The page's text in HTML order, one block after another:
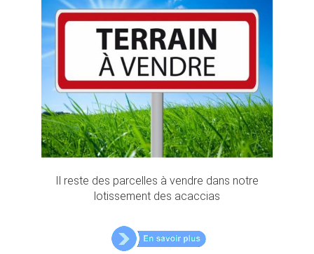
Il reste des parcelles à vendre dans notre
lotissement des acaccias